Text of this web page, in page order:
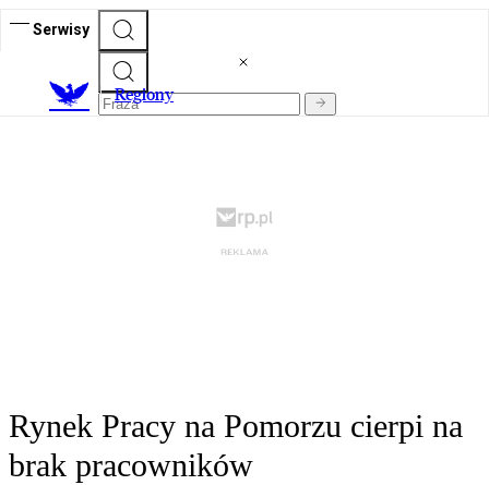
Serwisy
Regiony
Rynek Pracy na Pomorzu cierpi na
brak pracowników